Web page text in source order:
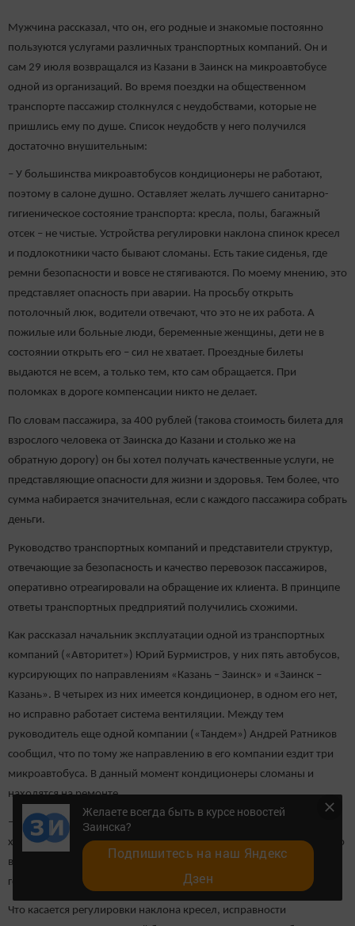
Мужчина рассказал, что он, его родные и знакомые постоянно
пользуются услугами различных транспортных компаний. Он и
сам 29 июля возвращался из Казани в Заинск на микроавтобусе
одной из организаций. Во время поездки на общественном
транспорте пассажир столкнулся с неудобствами, которые не
пришлись ему по душе. Список неудобств у него получился
достаточно внушительным:
– У большинства микроавтобусов кондиционеры не работают,
поэтому в салоне душно. Оставляет желать лучшего санитарно-
гигиеническое состояние транспорта: кресла, полы, багажный
отсек – не чистые. Устройства регулировки наклона спинок кресел
и подлокотники часто бывают сломаны. Есть такие сиденья, где
ремни безопасности и вовсе не стягиваются. По моему мнению, это
представляет опасность при аварии. На просьбу открыть
потолочный люк, водители отвечают, что это не их работа. А
пожилые или больные люди, беременные женщины, дети не в
состоянии открыть его – сил не хватает. Проездные билеты
выдаются не всем, а только тем, кто сам обращается. При
поломках в дороге компенсации никто не делает.
По словам пассажира, за 400 рублей (такова стоимость билета для
взрослого человека от Заинска до Казани и столько же на
обратную дорогу) он бы хотел получать качественные услуги, не
представляющие опасности для жизни и здоровья. Тем более, что
сумма набирается значительная, если с каждого пассажира собрать
деньги.
Руководство транспортных компаний и представители структур,
отвечающие за безопасность и качество перевозок пассажиров,
оперативно отреагировали на обращение их клиента. В принципе
ответы транспортных предприятий получились схожими.
Как рассказал начальник эксплуатации одной из транспортных
компаний («Авторитет») Юрий Бурмистров, у них пять автобусов,
курсирующих по направлениям «Казань – Заинск» и «Заинск –
Казань». В четырех из них имеется кондиционер, в одном его нет,
но исправно работает система вентиляции. Между тем
руководитель еще одной компании («Тандем») Андрей Ратников
сообщил, что по тому же направлению в его компании ездит три
микроавтобуса. В данный момент кондиционеры сломаны и
находятся на ремонте.
– Но всем клиентам не угодишь. Одним жарко и душно, другим –
холодно и они боятся простудиться. Вот и приходится водителю то
включать, то убавлять, то выключать кондиционер, – в один голос
говорят представители компаний.
Что касается регулировки наклона кресел, исправности
Желаете всегда быть в курсе новостей
Заинска?
Подпишитесь на наш Яндекс
Дзен